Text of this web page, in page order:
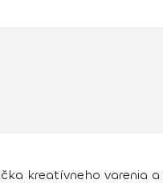
kreatívneho varenia